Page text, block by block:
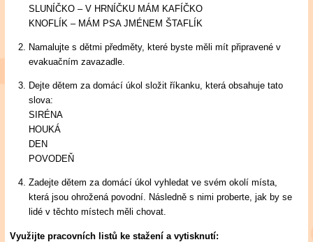
SLUNÍČKO – V HRNÍČKU MÁM KAFÍČKO
KNOFLÍK – MÁM PSA JMÉNEM ŠTAFLÍK
Namalujte s dětmi předměty, které byste měli mít připravené v
evakuačním zavazadle.
Dejte dětem za domácí úkol složit říkanku, která obsahuje tato
slova:
SIRÉNA
HOUKÁ
DEN
POVODEŇ
Zadejte dětem za domácí úkol vyhledat ve svém okolí místa,
která jsou ohrožená povodní. Následně s nimi proberte, jak by se
lidé v těchto místech měli chovat.
Využijte pracovních listů ke stažení a vytisknutí: